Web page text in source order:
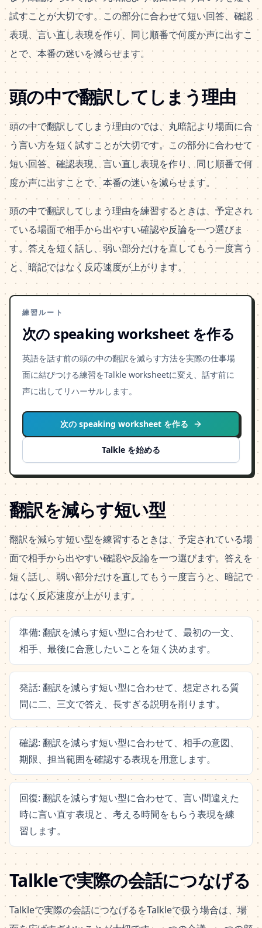
試すことが大切です。この部分に合わせて短い回答、確認
表現、言い直し表現を作り、同じ順番で何度か声に出すこ
とで、本番の迷いを減らせます。
頭の中で翻訳してしまう理由
頭の中で翻訳してしまう理由のでは、丸暗記より場面に合
う言い方を短く試すことが大切です。この部分に合わせて
短い回答、確認表現、言い直し表現を作り、同じ順番で何
度か声に出すことで、本番の迷いを減らせます。
頭の中で翻訳してしまう理由を練習するときは、予定され
ている場面で相手から出やすい確認や反論を一つ選びま
す。答えを短く話し、弱い部分だけを直してもう一度言う
と、暗記ではなく反応速度が上がります。
練習ルート
次の speaking worksheet を作る
英語を話す前の頭の中の翻訳を減らす方法を実際の仕事場
面に結びつける練習をTalkle worksheetに変え、話す前に
声に出してリハーサルします。
次の speaking worksheet を作る
Talkle を始める
翻訳を減らす短い型
翻訳を減らす短い型を練習するときは、予定されている場
面で相手から出やすい確認や反論を一つ選びます。答えを
短く話し、弱い部分だけを直してもう一度言うと、暗記で
はなく反応速度が上がります。
準備: 翻訳を減らす短い型に合わせて、最初の一文、
相手、最後に合意したいことを短く決めます。
発話: 翻訳を減らす短い型に合わせて、想定される質
問に二、三文で答え、長すぎる説明を削ります。
確認: 翻訳を減らす短い型に合わせて、相手の意図、
期限、担当範囲を確認する表現を用意します。
回復: 翻訳を減らす短い型に合わせて、言い間違えた
時に言い直す表現と、考える時間をもらう表現を練
習します。
Talkleで実際の会話につなげる
Talkleで実際の会話につなげるをTalkleで扱う場合は、場